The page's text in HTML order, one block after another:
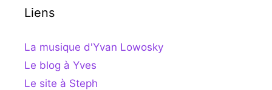
Liens
La musique d'Yvan Lowosky
Le blog à Yves
Le site à Steph